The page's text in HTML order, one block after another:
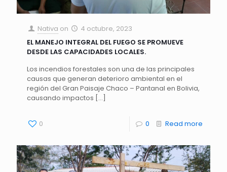
Nativa on
4 octubre, 2023
EL MANEJO INTEGRAL DEL FUEGO SE PROMUEVE
DESDE LAS CAPACIDADES LOCALES.
Los incendios forestales son una de las principales
causas que generan deterioro ambiental en el
región del Gran Paisaje Chaco – Pantanal en Bolivia,
causando impactos […]
0 0 Read more